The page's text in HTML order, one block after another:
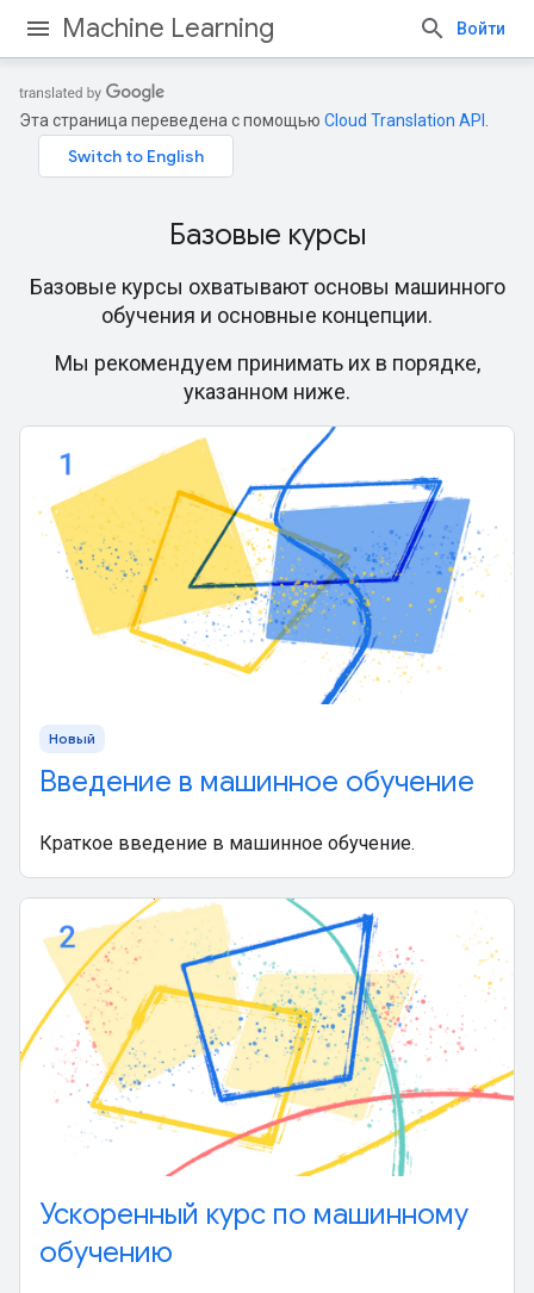
Machine Learning Войти
Эта страница переведена с помощью Cloud Translation API
Базовые курсы
Базовые курсы охватывают основы машинного
обучения и основные концепции.
Мы рекомендуем принимать их в порядке,
указанном ниже.
Новый
Введение в машинное обучение
Краткое введение в машинное обучение.
Ускоренный курс по машинному
обучению